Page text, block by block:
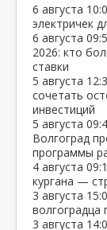
6 августа
электричек
6 августа
2026: кто
ставки
5 августа
сочетать
инвестиций
5 августа
Волгоград
программы
4 августа
кургана —
3 августа
3 августа